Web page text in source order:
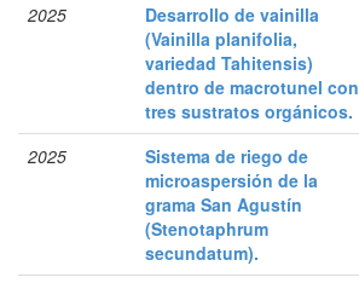
2025
Desarrollo de vainilla
(Vainilla planifolia,
variedad Tahitensis)
dentro de macrotunel con
tres sustratos orgánicos.
2025
Sistema de riego de
microaspersión de la
grama San Agustín
(Stenotaphrum
secundatum).